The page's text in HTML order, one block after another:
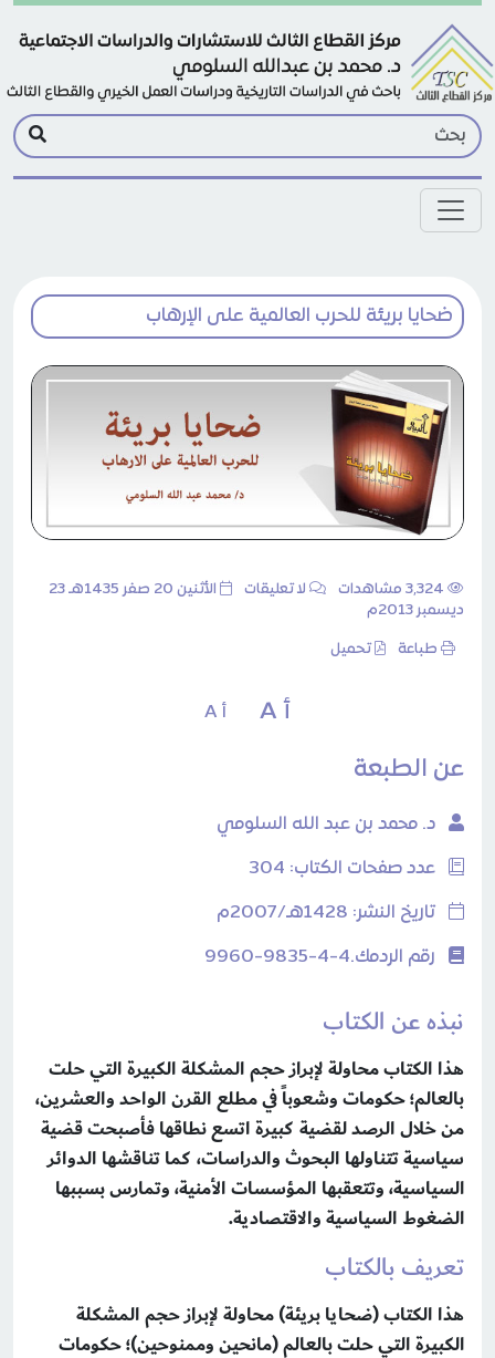
Skip to main content
ضحايا بريئة للحرب العالمية على الإرهاب
لا تعليقات
الأثنين 20 صفر 1435هـ 23
ديسمبر 2013م
طباعة تحميل
أ A أ A
عن الطبعة
د. محمد بن عبد الله السلومي
عدد صفحات الكتاب: 304
تاريخ النشر: 1428هـ/2007م
رقم الردمك.4-4-9835-9960
نبذه عن الكتاب
هذا الكتاب محاولة لإبراز حجم المشكلة الكبيرة التي حلت
بالعالم؛ حكومات وشعوباً في مطلع القرن الواحد والعشرين،
من خلال الرصد لقضية كبيرة اتسع نطاقها فأصبحت قضية
سياسية تتناولها البحوث والدراسات، كما تناقشها الدوائر
السياسية، وتتعقبها المؤسسات الأمنية، وتمارس بسببها
الضغوط السياسية والاقتصادية.
تعريف بالكتاب
هذا الكتاب (ضحايا بريئة) محاولة لإبراز حجم المشكلة
الكبيرة التي حلت بالعالم (مانحين وممنوحين)؛ حكومات